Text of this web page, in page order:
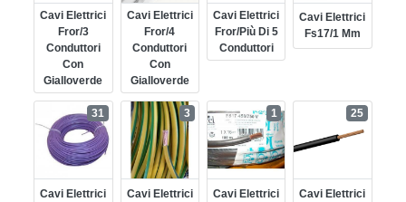
Cavi Elettrici
Fror/3
Conduttori
Con
Gialloverde
Cavi Elettrici
Fror/4
Conduttori
Con
Gialloverde
Cavi Elettrici
Fror/più Di 5
Conduttori
Cavi Elettrici
Fs17/1 Mm
Cavi Elettrici
31
Cavi Elettrici
3
Cavi Elettrici
1
Cavi Elettrici
25